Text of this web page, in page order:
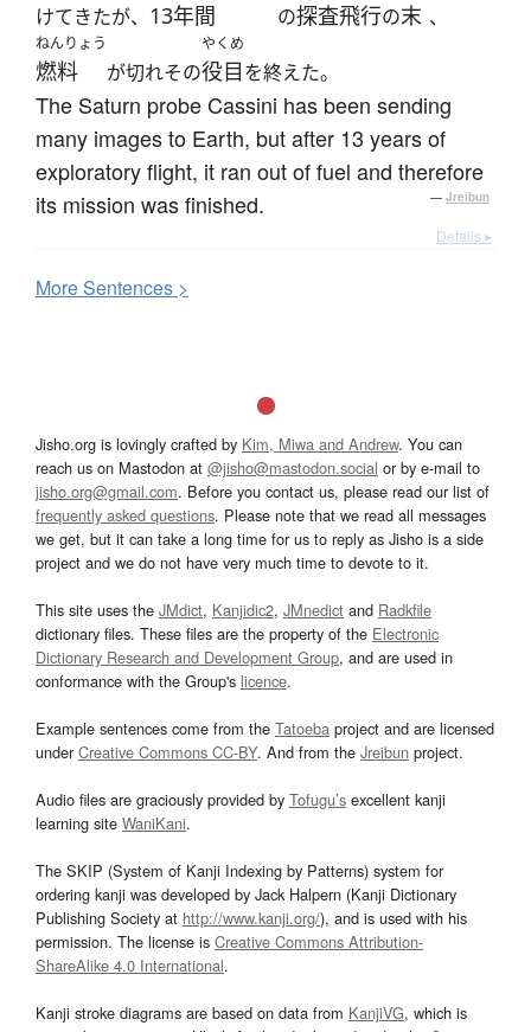
けてきたが、 13年間 の探査飛行の末 、
ねんりょう
燃料 が切れその
やくめ
役目を終えた。
The Saturn probe Cassini has been sending
many images to Earth, but after 13 years of
exploratory flight, it ran out of fuel and therefore
its mission was finished.
— Jreibun
Details ▸
MoreSentences >
Jisho.org is lovingly crafted by Kim, Miwa and Andrew. You can
reach us on Mastodon at @jisho@mastodon.social or by e-mail to
jisho.org@gmail.com. Before you contact us, please read our list of
frequently asked questions. Please note that we read all messages
we get, but it can take a long time for us to reply as Jisho is a side
project and we do not have very much time to devote to it.
This site uses the JMdict, Kanjidic2, JMnedict and Radkfile
dictionary files. These files are the property of the Electronic
Dictionary Research and Development Group, and are used in
conformance with the Group's licence.
Example sentences come from the Tatoeba project and are licensed
underCreative Commons CC-BY. And from the Jreibun project.
Audio files are graciously provided by Tofugu’s excellent kanji
learning site WaniKani.
The SKIP (System of Kanji Indexing by Patterns) system for
ordering kanji was developed by Jack Halpern (Kanji Dictionary
Publishing Society at http://www.kanji.org/), and is used with his
permission. The license is Creative Commons Attribution-
ShareAlike 4.0 International.
Kanji stroke diagrams are based on data from KanjiVG, which is